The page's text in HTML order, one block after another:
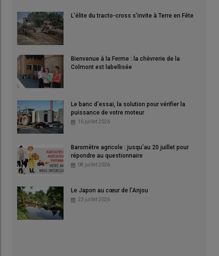
L'élite du tracto-cross s'invite à Terre en Fête
Bienvenue à la Ferme : la chèvrerie de la
Colmont est labellisée
Le banc d'essai, la solution pour vérifier la
puissance de votre moteur
16 juillet 2026
Baromètre agricole : jusqu'au 20 juillet pour
répondre au questionnaire
08 juillet 2026
Le Japon au cœur de l'Anjou
23 juillet 2026